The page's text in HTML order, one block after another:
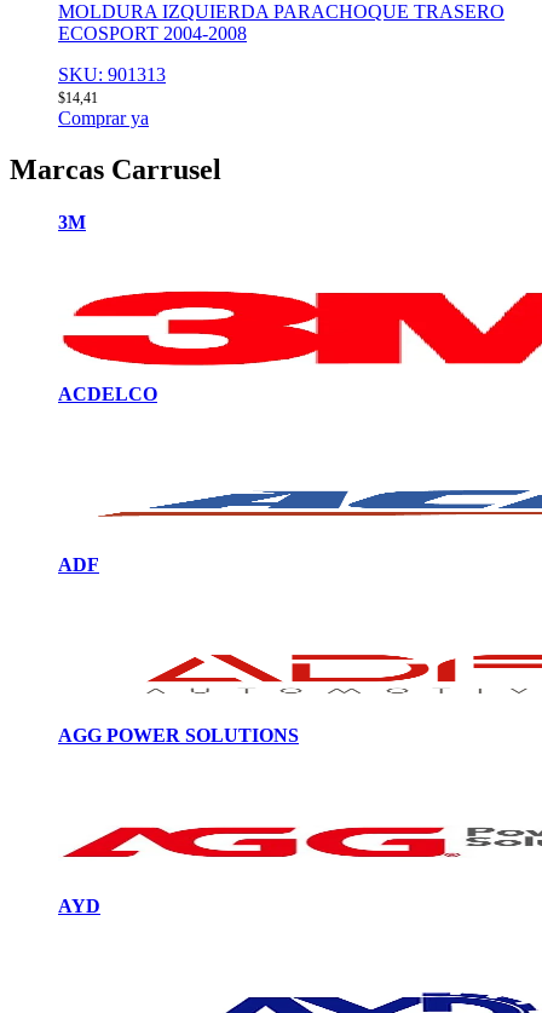
MOLDURA IZQUIERDA PARACHOQUE TRASERO
ECOSPORT 2004-2008
SKU: 901313
$14,41
Comprar ya
Marcas Carrusel
3M
ACDELCO
ADF
AGG POWER SOLUTIONS
AYD